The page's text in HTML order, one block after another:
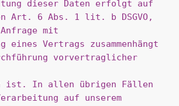
dieser Daten erfolgt auf
Art. 6 Abs. 1 lit. b DSGVO,
mit
eines Vertrags zusammenhängt
vorvertraglicher
ist. In allen übrigen Fällen
auf unserem